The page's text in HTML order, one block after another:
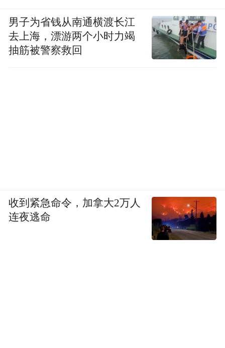
男子为省钱从南通横渡长江
去上海，漂游两个小时力竭
抽筋被警察救回
收到紧急命令，加拿大2万人
连夜逃命